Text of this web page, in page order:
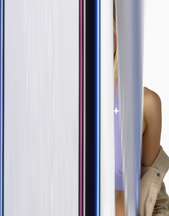
в разных районах
удобной дороги до
района
количество вебкам-студий
центр и спальные
вам подобрать наиболее
время на долгую дорогу
→